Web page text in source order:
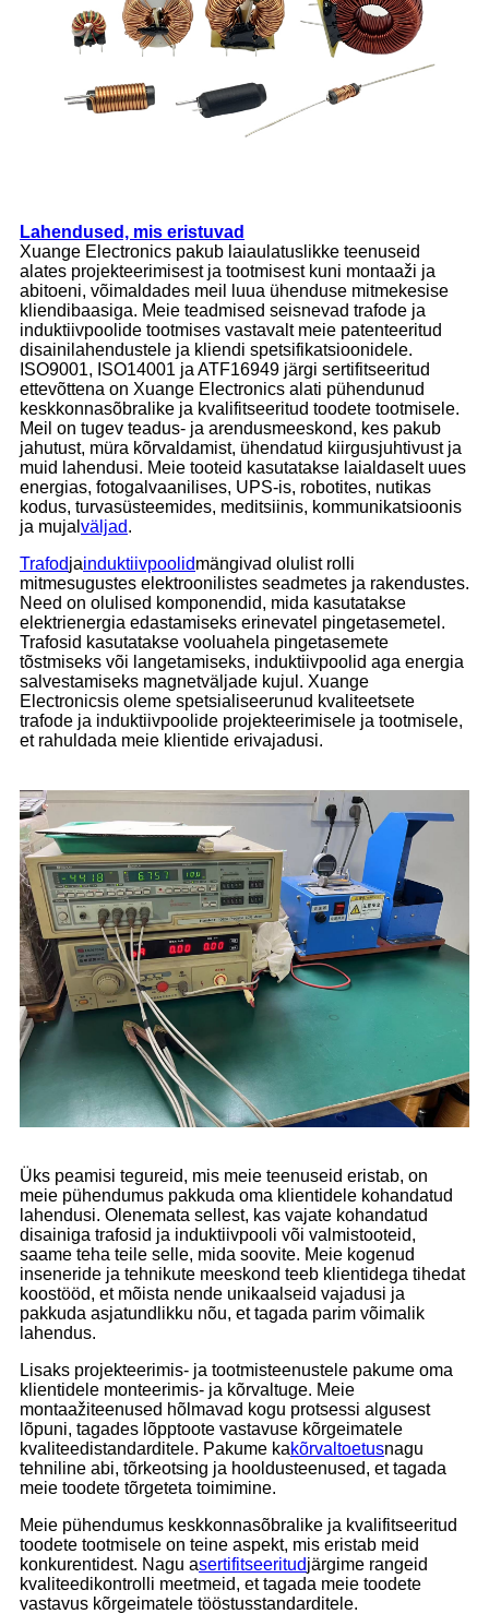
Lahendused, mis eristuvad
Xuange Electronics pakub laiaulatuslikke teenuseid
alates projekteerimisest ja tootmisest kuni montaaži ja
abitoeni, võimaldades meil luua ühenduse mitmekesise
kliendibaasiga. Meie teadmised seisnevad trafode ja
induktiivpoolide tootmises vastavalt meie patenteeritud
disainilahendustele ja kliendi spetsifikatsioonidele.
ISO9001, ISO14001 ja ATF16949 järgi sertifitseeritud
ettevõttena on Xuange Electronics alati pühendunud
keskkonnasõbralike ja kvalifitseeritud toodete tootmisele.
Meil on tugev teadus- ja arendusmeeskond, kes pakub
jahutust, müra kõrvaldamist, ühendatud kiirgusjuhtivust ja
muid lahendusi. Meie tooteid kasutatakse laialdaselt uues
energias, fotogalvaanilises, UPS-is, robotites, nutikas
kodus, turvasüsteemides, meditsiinis, kommunikatsioonis
ja mujal väljad.
Trafodjainduktiivpoolidmängivad olulist rolli
mitmesugustes elektroonilistes seadmetes ja rakendustes.
Need on olulised komponendid, mida kasutatakse
elektrienergia edastamiseks erinevatel pingetasemetel.
Trafosid kasutatakse vooluahela pingetasemete
tõstmiseks või langetamiseks, induktiivpoolid aga energia
salvestamiseks magnetväljade kujul. Xuange
Electronicsis oleme spetsialiseerunud kvaliteetsete
trafode ja induktiivpoolide projekteerimisele ja tootmisele,
et rahuldada meie klientide erivajadusi.
Üks peamisi tegureid, mis meie teenuseid eristab, on
meie pühendumus pakkuda oma klientidele kohandatud
lahendusi. Olenemata sellest, kas vajate kohandatud
disainiga trafosid ja induktiivpooli või valmistooteid,
saame teha teile selle, mida soovite. Meie kogenud
inseneride ja tehnikute meeskond teeb klientidega tihedat
koostööd, et mõista nende unikaalseid vajadusi ja
pakkuda asjatundlikku nõu, et tagada parim võimalik
lahendus.
Lisaks projekteerimis- ja tootmisteenustele pakume oma
klientidele monteerimis- ja kõrvaltuge. Meie
montaažiteenused hõlmavad kogu protsessi algusest
lõpuni, tagades lõpptoote vastavuse kõrgeimatele
kvaliteedistandarditele. Pakume kakõrvaltoetusnagu
tehniline abi, tõrkeotsing ja hooldusteenused, et tagada
meie toodete tõrgeteta toimimine.
Meie pühendumus keskkonnasõbralike ja kvalifitseeritud
toodete tootmisele on teine ​​aspekt, mis eristab meid
konkurentidest. Nagu asertifitseeritudjärgime rangeid
kvaliteedikontrolli meetmeid, et tagada meie toodete
vastavus kõrgeimatele tööstusstandarditele.